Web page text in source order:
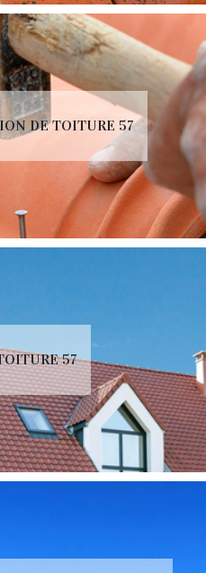
DE TOITURE 57
57